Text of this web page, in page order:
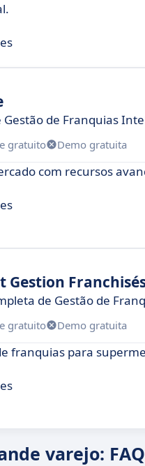
Gestão de Franquias
gratuito Demo gratuita
com recursos
Gestion
de Gestão de
gratuito Demo gratuita
franquias para
varejo: FAQ